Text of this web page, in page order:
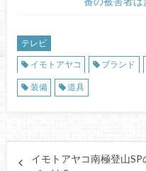
テレビ
イモトアヤコ
ブランド
装備 道具
イモトアヤコ南極登山